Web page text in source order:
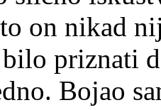
on nikad
priznati
Bojao